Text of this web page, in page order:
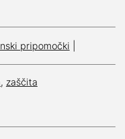
pripomočki
, zaščita